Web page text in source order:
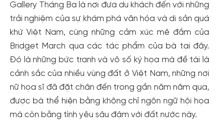
Gallery Tháng Ba là nơi đưa du khách đến với những
trải nghiệm của sự khám phá văn hóa và di sản quá
khứ Việt Nam, cùng những cảm xúc mê đắm của
Bridget March qua các tác phẩm của bà tại đây.
Đó là những bức tranh và vô số ký họa mà đề tài là
cảnh sắc của nhiều vùng đất ở Việt Nam, những nơi
nữ họa sĩ đã đặt chân đến trong gần năm năm qua,
được bà thể hiện bằng không chỉ ngôn ngữ hội họa
mà còn bằng tình yêu sâu đậm với đất nước này.